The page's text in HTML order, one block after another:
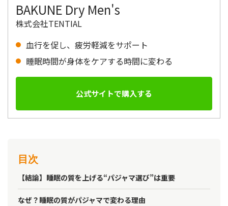
BAKUNE Dry Men's
株式会社TENTIAL
血行を促し、疲労軽減をサポート
睡眠時間が身体をケアする時間に変わる
公式サイトで購入する
目次
【結論】睡眠の質を上げる“パジャマ選び”は重要
なぜ？睡眠の質がパジャマで変わる理由